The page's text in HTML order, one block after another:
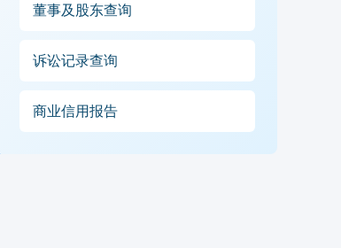
董事及股东查询
诉讼记录查询
商业信用报告